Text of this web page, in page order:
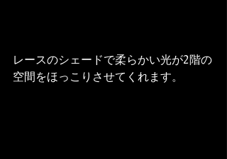
レースのシェードで柔らかい光が2階の
空間をほっこりさせてくれます。